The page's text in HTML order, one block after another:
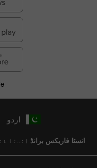
اردو
انسٹا فاریکس برانڈ انسٹا